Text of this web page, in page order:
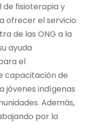
de fisioterapia y
ofrecer el servicio
de las ONG a la
ayuda
el
capacitación de
jóvenes indígenas
Además,
por la